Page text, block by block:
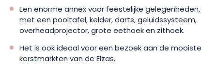
Een enorme annex voor feestelijke gelegenheden,
met een pooltafel, kelder, darts, geluidssysteem,
overheadprojector, grote eethoek en zithoek.
Het is ook ideaal voor een bezoek aan de mooiste
kerstmarkten van de Elzas.